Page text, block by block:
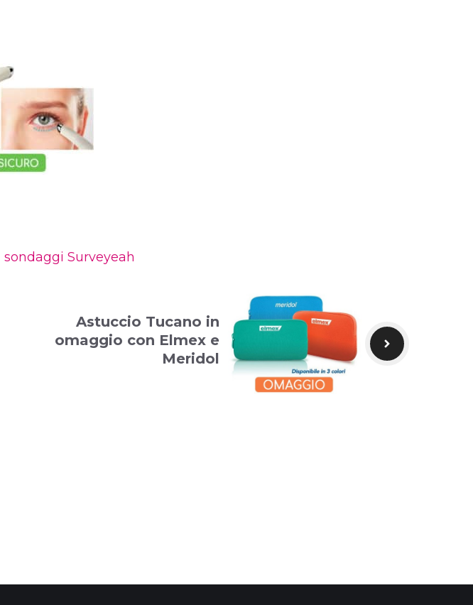
sondaggi Surveyeah
Astuccio Tucano in
omaggio con Elmex e
Meridol